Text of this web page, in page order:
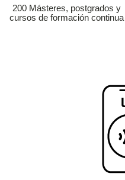
200 Másteres, postgrados y
cursos de formación continua